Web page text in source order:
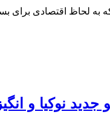
جدید نوکیا و